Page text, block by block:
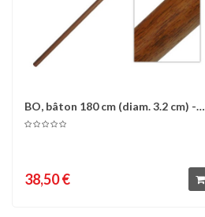
Comparer Liste d'envies
BO, bâton 180 cm (diam. 3.2 cm) -
Chêne...
38,50 €